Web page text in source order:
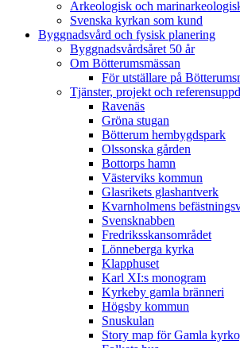
Arkeologisk och
Svenska kyrkan som kund
Byggnadsvård och fysisk planering
Byggnadsvårdsåret 50 år
Om Bötterumsmässan
För utställare på
Tjänster, projekt och
Ravenäs
Gröna stugan
Bötterum hembygdspark
Olssonska gården
Bottorps hamn
Västerviks kommun
Glasrikets glashantverk
Kvarnholmens
Svensknabben
Fredriksskansområdet
Lönneberga kyrka
Klapphuset
Karl XI:s monogram
Kyrkeby gamla bränneri
Högsby kommun
Snuskulan
Story map för Gamla